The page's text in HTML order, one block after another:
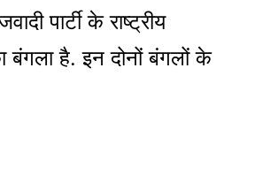
पार्टी के राष्ट्रीय
बंगला है. इन दोनों बंगलों के